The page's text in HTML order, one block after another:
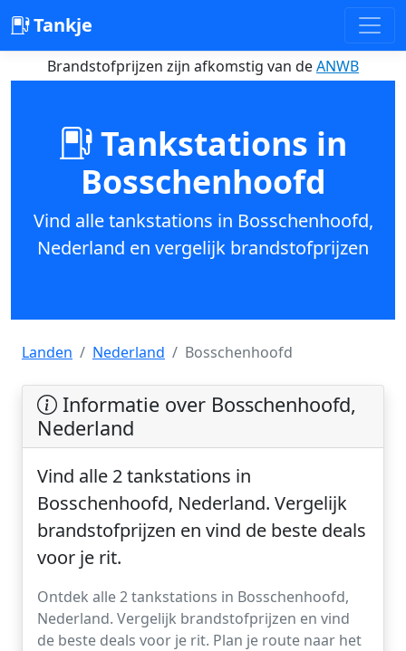
Tankje
Brandstofprijzen zijn afkomstig van deANWB
Tankstations in
Bosschenhoofd
Vind alle tankstations in Bosschenhoofd,
Nederland en vergelijk brandstofprijzen
Landen Nederland Bosschenhoofd
Informatie over Bosschenhoofd,
Nederland
Vind alle 2 tankstations in
Bosschenhoofd, Nederland. Vergelijk
brandstofprijzen en vind de beste deals
voor je rit.
Ontdek alle 2 tankstations in Bosschenhoofd,
Nederland. Vergelijk brandstofprijzen en vind
de beste deals voor je rit. Plan je route naar het